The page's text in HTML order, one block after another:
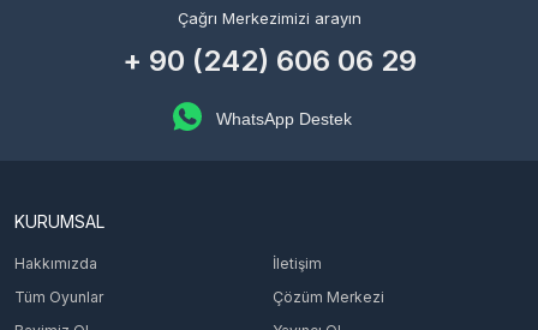
Çağrı Merkezimizi arayın
+ 90 (242) 606 06 29
WhatsApp Destek
KURUMSAL
Hakkımızda
İletişim
Tüm Oyunlar
Çözüm Merkezi